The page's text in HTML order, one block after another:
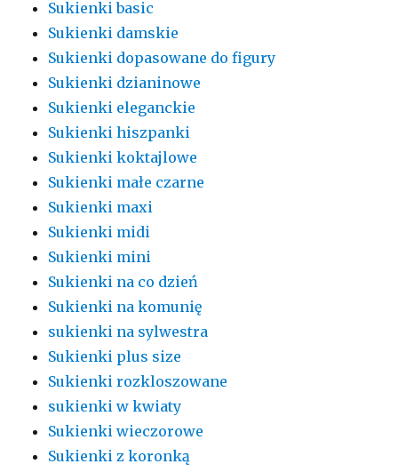
Sukienki basic
Sukienki damskie
Sukienki dopasowane do figury
Sukienki dzianinowe
Sukienki eleganckie
Sukienki hiszpanki
Sukienki koktajlowe
Sukienki małe czarne
Sukienki maxi
Sukienki midi
Sukienki mini
Sukienki na co dzień
Sukienki na komunię
sukienki na sylwestra
Sukienki plus size
Sukienki rozkloszowane
sukienki w kwiaty
Sukienki wieczorowe
Sukienki z koronką